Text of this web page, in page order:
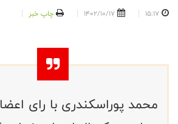
15:17
1402/10/17 چاپ خبر
محمد پوراسکندری با رای